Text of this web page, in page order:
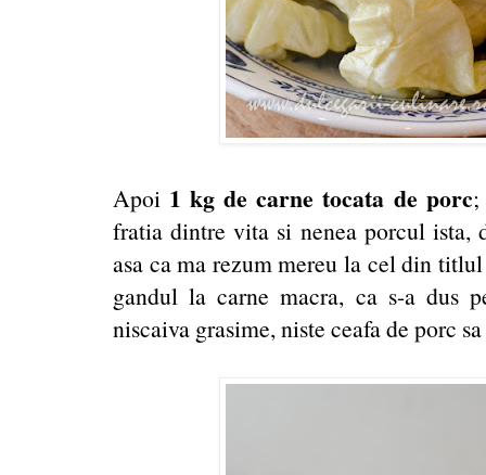
Apoi 1 kg de carne tocata de porc;
fratia dintre vita si nenea porcul ista,
asa ca ma rezum mereu la cel din
gandul la carne macra, ca s-a dus
niscaiva grasime, niste ceafa de porc